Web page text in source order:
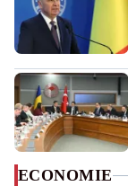
ECONOMIE